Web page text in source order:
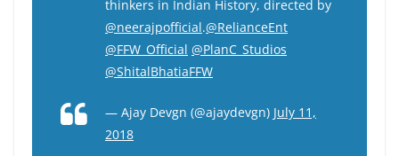
thinkers in Indian History, directed by
@neerajpofficial.@RelianceEnt
@FFW_Official @PlanC_Studios
@ShitalBhatiaFFW
— Ajay Devgn (@ajaydevgn) July 11,
2018